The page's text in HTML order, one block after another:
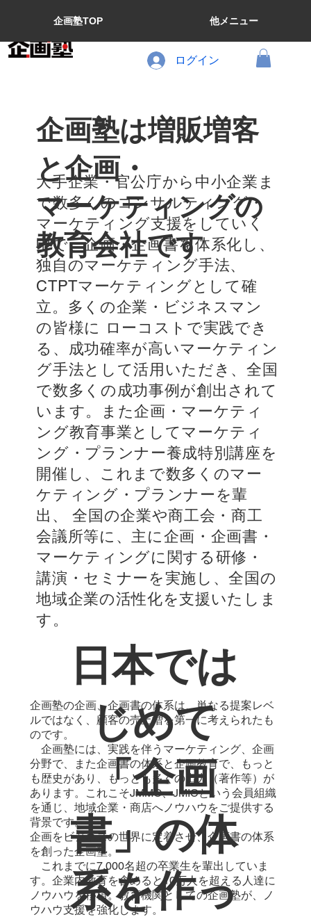
企画塾TOP 他メニュー
ログイン
企画塾は増販増客
と企画・
マーケティングの
教育会社です
大手企業・官公庁から中小企業ま
で数多くのコンサルティング・
マーケティング支援をしていく
中で、企画・企画書を体系化し、
独自のマーケティング手法、
CTPTマーケティングとして確
立。多くの企業・ビジネスマン
の皆様に ローコストで実践でき
る、成功確率が高いマーケティン
グ手法として活用いただき、全国
で数多くの成功事例が創出されて
います。また企画・マーケティ
ング教育事業としてマーケティ
ング・プランナー養成特別講座を
開催し、これまで数多くのマー
ケティング・プランナーを輩
出、 全国の企業や商工会・商工
会議所等に、主に企画・企画書・
マーケティングに関する研修・
講演・セミナーを実施し、全国の
地域企業の活性化を支援いたしま
す。
​日本では
じめて
「企画
書」の体
系を作っ
企画塾の企画、企画書の体系は、単なる提案レベ
ルではなく、顧客の売上増を第一に考えられたも
のです。
企画塾には、実践を伴うマーケティング、企画
分野で、また企画書の体系と企画教育で、もっと
も歴史があり、もっとも多くの出力（著作等）が
あります。これこそJMMO、JMICという会員組織
を通じ、地域企業・商店へノウハウをご提供する
背景です。
企画をビジネスの世界に定着させ、企画書の体系
を創った企画塾。
これまでに7,000名超の卒業生を輩出していま
す。企業内教育を含めると10万人を超える人達に
ノウハウを移植。教育機関としての企画塾が、ノ
ウハウ支援を強化します。